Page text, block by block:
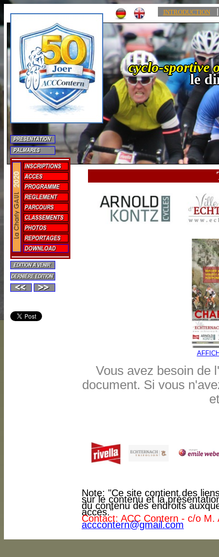
INTRODUCTION
cyclo-sportive
le
Vous avez besoin de
document. Si vous
Note: "Ce site contient des
sur le contenu et la
du contenu des endroits
accès."
Contact: ACC Contern - c/o
acccontern@gmail.com